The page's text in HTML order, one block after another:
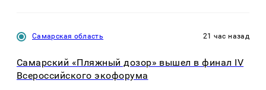
Самарская область 21 час назад
Самарский «Пляжный дозор» вышел в финал IV
Всероссийского экофорума